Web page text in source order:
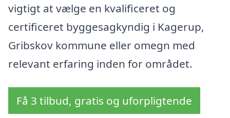
vigtigt at vælge en kvalificeret og
certificeret byggesagkyndig i Kagerup,
Gribskov kommune eller omegn med
relevant erfaring inden for området.
Få 3 tilbud, gratis og uforpligtende